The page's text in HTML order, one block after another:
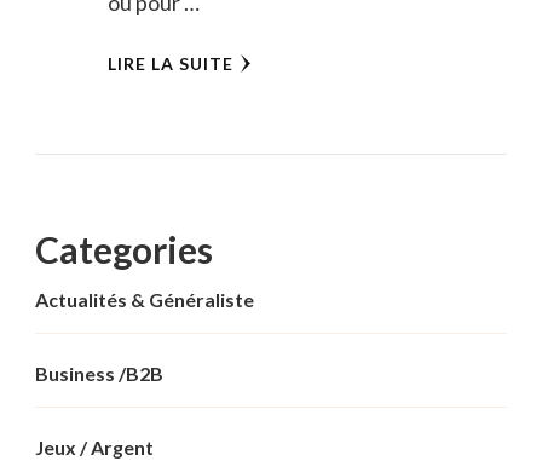
LIRE LA SUITE
Categories
Actualités & Généraliste
Business /B2B
Jeux / Argent